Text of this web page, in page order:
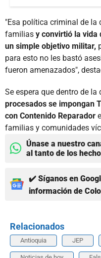
"Esa política criminal de la
familias y convirtió la vida
un simple objetivo militar,
para esto no les bastó
fueron amenazados",
Se espera que dentro de la
procesados se impongan
con Contenido Reparador
familias y comunidades
Únase a nuestro
al tanto de los
✔️ Síganos en
información de
Relacionados
Antioquia JEP